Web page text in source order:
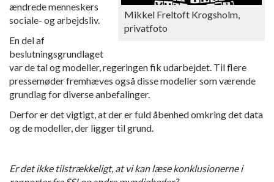
Mikkel Freltoft Krogsholm,
privatfoto
ændrede menneskers
sociale- og arbejdsliv.
En del af
beslutningsgrundlaget
var de tal og modeller, regeringen fik udarbejdet. Til flere
pressemøder fremhæves også disse modeller som værende
grundlag for diverse anbefalinger.
Derfor er det vigtigt, at der er fuld åbenhed omkring det data
og de modeller, der ligger til grund.
Er det ikke tilstrækkeligt, at vi kan læse konklusionerne i